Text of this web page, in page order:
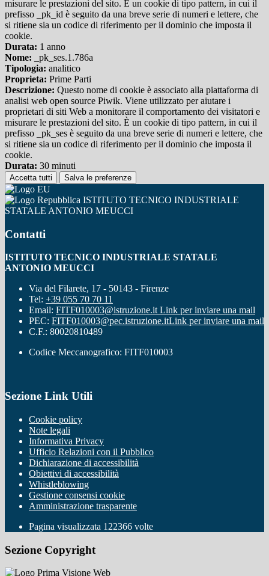
misurare le prestazioni del sito. È un cookie di tipo pattern, in cui il
prefisso _pk_id è seguito da una breve serie di numeri e lettere, che
si ritiene sia un codice di riferimento per il dominio che imposta il
cookie.
Durata: 1 anno
Nome: _pk_ses.1.786a
Tipologia: analitico
Proprieta: Prime Parti
Descrizione: Questo nome di cookie è associato alla piattaforma di
analisi web open source Piwik. Viene utilizzato per aiutare i
proprietari di siti Web a monitorare il comportamento dei visitatori e
misurare le prestazioni del sito. È un cookie di tipo pattern, in cui il
prefisso _pk_ses è seguito da una breve serie di numeri e lettere, che
si ritiene sia un codice di riferimento per il dominio che imposta il
cookie.
Durata: 30 minuti
Accetta tutti Salva le preferenze
ISTITUTO TECNICO INDUSTRIALE
STATALE ANTONIO MEUCCI
Contatti
ISTITUTO TECNICO INDUSTRIALE STATALE
ANTONIO MEUCCI
Via del Filarete, 17 - 50143 - Firenze
Tel: +39 055 70 70 11
Email: FITF010003@istruzione.it Link per inviare una mail
PEC: FITF010003@pec.istruzione.itLink per inviare una mail
C.F.: 80020810489
Codice Meccanografico: FITF010003
Sezione Link Utili
Cookie policy
Note legali
Informativa Privacy
Ufficio Relazioni con il Pubblico
Dichiarazione di accessibilità
Obiettivi di accessibilità
Whistleblowing
Gestione consensi cookie
Amministrazione trasparente
Pagina visualizzata 122366 volte
Sezione Copyright